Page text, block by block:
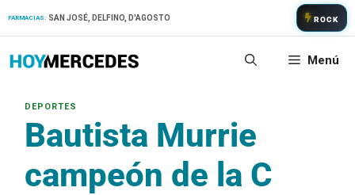
FARMACIAS: SAN JOSÉ, DELFINO, D'AGOSTO ROCK
Menú
Bautista Murrie
campeón de la C